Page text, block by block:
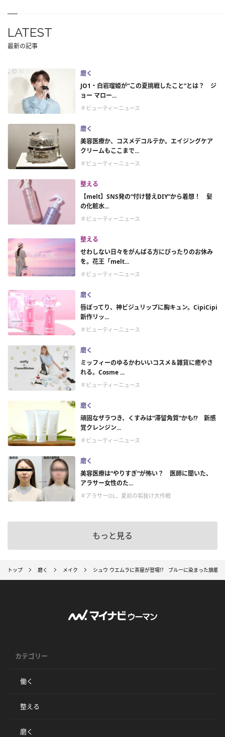
LATEST
最新の記事
磨く
JO1・白岩瑠姫が“この夏挑戦したこと”とは？ ジ
ョー マロー...
＃ビューティーニュース
磨く
美容医療か、コスメデコルテか。エイジングケア
クリームもここまで...
＃ビューティーニュース
整える
【melt】SNS発の“付け替えDIY”から着想！ 髪
の化粧水...
＃ビューティーニュース
整える
せわしない日々をがんばる方にぴったりのお休み
を。花王「melt...
＃ビューティーニュース
磨く
唇ぽってり、神ビジュリップに胸キュン。CipiCipi
新作リッ...
＃ビューティーニュース
磨く
ミッフィーのゆるかわいいコスメ＆雑貨に癒やさ
れる。Cosme ...
＃ビューティーニュース
磨く
頑固なザラつき、くすみは“滞留角質”かも!? 新感
覚クレンジン...
＃ビューティーニュース
磨く
美容医療は“やりすぎ”が怖い？ 医師に聞いた、
アラサー女性のた...
＃アラサーOL、夏前の垢抜け大作戦
もっと見る
トップ 磨く メイク シュウ ウエムラに茶屋が登場!? ブルーに染まった旗艦店
カテゴリー
働く
整える
磨く